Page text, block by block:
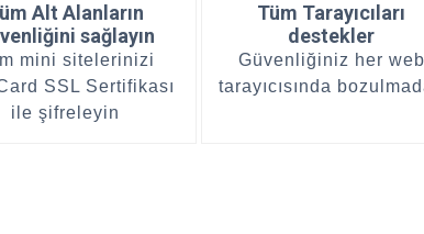
Alt Alanların
sağlayın
mini sitelerinizi
SSL Sertifikası
ile şifreleyin
Tüm Tarayıcıları
destekler
Güvenliğiniz her web
tarayıcısında